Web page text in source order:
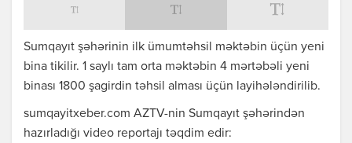
Sumqayıt şəhərinin ilk ümumtəhsil məktəbin üçün yeni
bina tikilir. 1 saylı tam orta məktəbin 4 mərtəbəli yeni
binası 1800 şagirdin təhsil alması üçün layihələndirilib.
sumqayitxeber.com AZTV-nin Sumqayıt şəhərindən
hazırladığı video reportajı təqdim edir: